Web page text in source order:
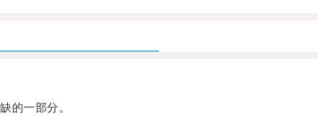
的一部分。